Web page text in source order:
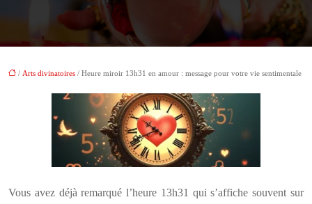
/ Arts divinatoires / Heure miroir 13h31 en amour : message pour votre vie sentimentale
Vous avez déjà remarqué l’heure 13h31 qui s’affiche souvent sur